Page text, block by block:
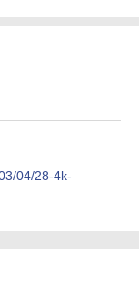
04/28-4k-